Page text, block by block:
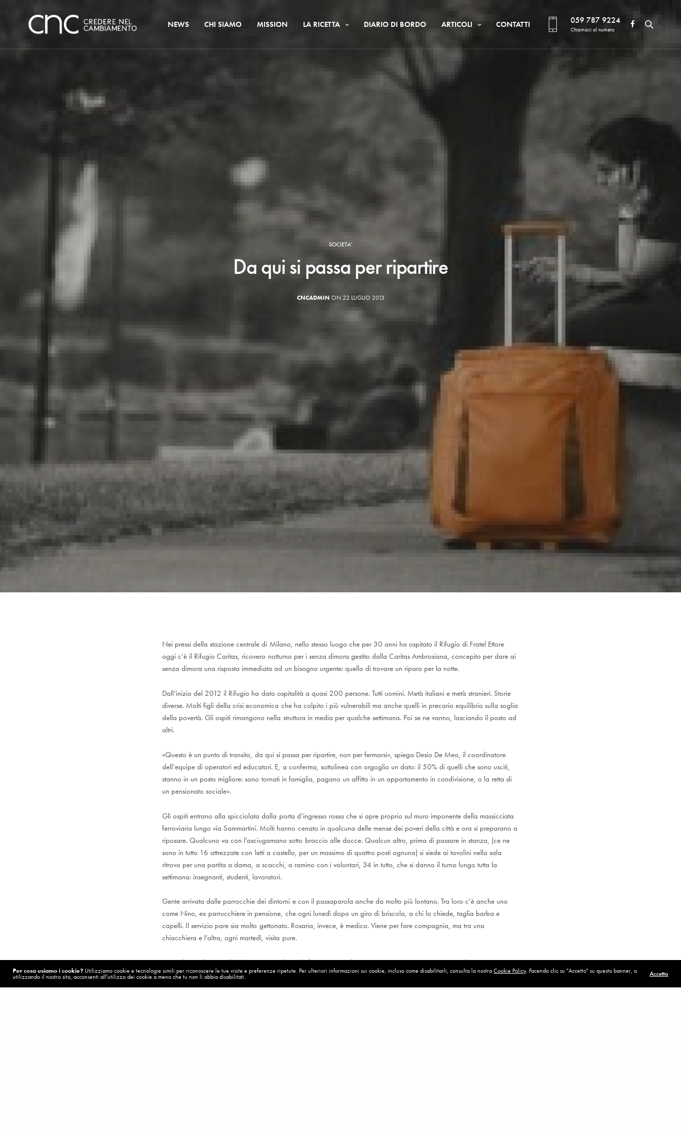
NEWS CHI SIAMO MISSION LA RICETTA DIARIO DI BORDO ARTICOLI CONTATTI 059 787 9224
Chiamaci al numero
SOCIETA'
Da qui si passa per ripartire
CNCADMIN ON 22 LUGLIO 2013
Nei pressi della stazione centrale di Milano, nello stesso luogo che per 30 anni ha ospitato il Rifugio di Fratel Ettore
oggi c’è il Rifugio Caritas, ricovero notturno per i senza dimora gestito dalla Caritas Ambrosiana, concepito per dare ai
senza dimora una risposta immediata ad un bisogno urgente: quello di trovare un riparo per la notte.
Dall’inizio del 2012 il Rifugio ha dato ospitalità a quasi 200 persone. Tutti uomini. Metà italiani e metà stranieri. Storie
diverse. Molti figli della crisi economica che ha colpito i più vulnerabili ma anche quelli in precario equilibrio sulla soglia
della povertà. Gli ospiti rimangono nella struttura in media per qualche settimana. Poi se ne vanno, lasciando il posto ad
altri.
«Questo è un punto di transito, da qui si passa per ripartire, non per fermarsi», spiega Desio De Meo, il coordinatore
dell’equipe di operatori ed educatori. E, a conferma, sottolinea con orgoglio un dato: il 50% di quelli che sono usciti,
stanno in un posto migliore: sono tornati in famiglia, pagano un affitto in un appartamento in condivisione, o la retta di
un pensionato sociale».
Gli ospiti entrano alla spicciolata dalla porta d’ingresso rossa che si apre proprio sul muro imponente della massicciata
ferroviaria lungo via Sammartini. Molti hanno cenato in qualcuna delle mense dei poveri della città e ora si preparano a
riposare. Qualcuno va con l’asciugamano sotto braccio alle docce. Qualcun altro, prima di passare in stanza, (ce ne
sono in tutto 16 attrezzate con letti a castello, per un massimo di quattro posti ognuna) si siede ai tavolini nella sala
ritrovo per una partita a dama, a scacchi, a ramino con i volontari, 34 in tutto, che si danno il turno lungo tutta la
settimana: insegnanti, studenti, lavoratori.
Gente arrivata dalle parrocchie dei dintorni e con il passaparola anche da molto più lontano. Tra loro c’è anche uno
come Nino, ex parrucchiere in pensione, che ogni lunedì dopo un giro di briscola, a chi lo chiede, taglia barba e
capelli. Il servizio pare sia molto gettonato. Rosaria, invece, è medico. Viene per fare compagnia, ma tra una
chiacchiera e l’altra, ogni martedì, visita pure.
Tratto da tiscali.it – 22 luglio 2013 – Milano, il rifugio Caritas di via Sammartini 114 può essere considerato un
miracolo della solidarietà.
Per cosa usiamo i cookie? Utilizziamo cookie e tecnologie simili per riconoscere le tue visite e preferenze ripetute. Per ulteriori informazioni sui cookie, incluso come disabilitarli, consulta la nostraCookie Policy. Facendo clic su "Accetto" su questo banner, o
utilizzando il nostro sito, acconsenti all'utilizzo dei cookie a meno che tu non li abbia disabilitati. Accetto